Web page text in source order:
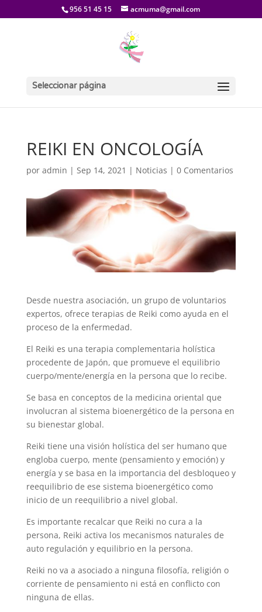
956 51 45 15 acmuma@gmail.com
Seleccionar página
REIKI EN ONCOLOGÍA
por admin | Sep 14, 2021 | Noticias | 0 Comentarios
Desde nuestra asociación, un grupo de voluntarios
expertos, ofrece terapias de Reiki como ayuda en el
proceso de la enfermedad.
El Reiki es una terapia complementaria holística
procedente de Japón, que promueve el equilibrio
cuerpo/mente/energía en la persona que lo recibe.
Se basa en conceptos de la medicina oriental que
involucran al sistema bioenergético de la persona en
su bienestar global.
Reiki tiene una visión holística del ser humano que
engloba cuerpo, mente (pensamiento y emoción) y
energía y se basa en la importancia del desbloqueo y
reequilibrio de ese sistema bioenergético como
inicio de un reequilibrio a nivel global.
Es importante recalcar que Reiki no cura a la
persona, Reiki activa los mecanismos naturales de
auto regulación y equilibrio en la persona.
Reiki no va a asociado a ninguna filosofía, religión o
corriente de pensamiento ni está en conflicto con
ninguna de ellas.